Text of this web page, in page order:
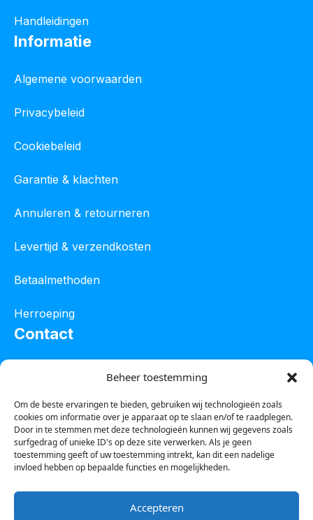
Beheer toestemming
Om de beste ervaringen te bieden, gebruiken wij technologieën zoals
cookies om informatie over je apparaat op te slaan en/of te raadplegen.
Door in te stemmen met deze technologieën kunnen wij gegevens zoals
surfgedrag of unieke ID's op deze site verwerken. Als je geen
toestemming geeft of uw toestemming intrekt, kan dit een nadelige
invloed hebben op bepaalde functies en mogelijkheden.
Accepteren
Handleidingen
Informatie
Algemene voorwaarden
Privacybeleid
Cookiebeleid
Garantie & klachten
Annuleren & retourneren
Levertijd & verzendkosten
Betaalmethoden
Herroeping
Contact
Tel :0850601800
Whatsapp : 0623388306
KvK leeuwarden : 61835943